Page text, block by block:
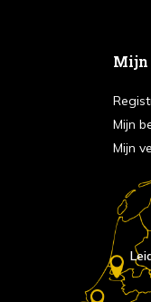
Mijn
Mijn
Mijn